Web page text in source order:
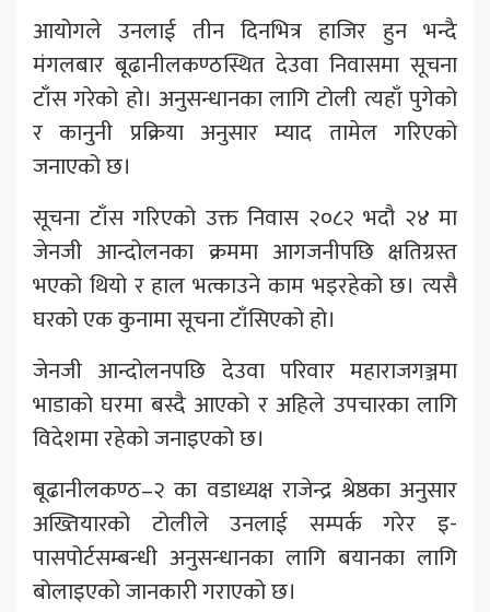
आयोगले उनलाई तीन दिनभित्र हाजिर हुन भन्दै
मंगलबार बूढानीलकण्ठस्थित देउवा निवासमा सूचना
टाँस गरेको हो। अनुसन्धानका लागि टोली त्यहाँ पुगेको
र कानुनी प्रक्रिया अनुसार म्याद तामेल गरिएको
जनाएको छ।
सूचना टाँस गरिएको उक्त निवास २०८२ भदौ २४ मा
जेनजी आन्दोलनका क्रममा आगजनीपछि क्षतिग्रस्त
भएको थियो र हाल भत्काउने काम भइरहेको छ। त्यसै
घरको एक कुनामा सूचना टाँसिएको हो।
जेनजी आन्दोलनपछि देउवा परिवार महाराजगञ्जमा
भाडाको घरमा बस्दै आएको र अहिले उपचारका लागि
विदेशमा रहेको जनाइएको छ।
बूढानीलकण्ठ–२ का वडाध्यक्ष राजेन्द्र श्रेष्ठका अनुसार
अख्तियारको टोलीले उनलाई सम्पर्क गरेर इ-
पासपोर्टसम्बन्धी अनुसन्धानका लागि बयानका लागि
बोलाइएको जानकारी गराएको छ।